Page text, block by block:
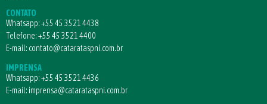
CONTATO
Whatsapp:+55 45 3521 4438
Telefone:+55 45 3521 4400
E-mail: contato@catarataspni.com.br
IMPRENSA
Whatsapp:+55 45 3521 4436
E-mail: imprensa@catarataspni.com.br